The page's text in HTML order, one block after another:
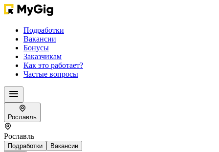
Подработки
Вакансии
Бонусы
Заказчикам
Как это работает?
Частые вопросы
Рославль
Рославль
Подработки
Вакансии